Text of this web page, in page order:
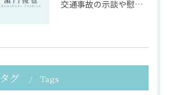
交通事故の示談や慰謝料算定の具体的手法
タグ Tags